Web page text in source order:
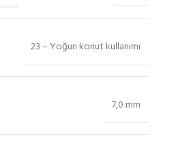
23 – Yoğun konut kullanımı
7,0 mm